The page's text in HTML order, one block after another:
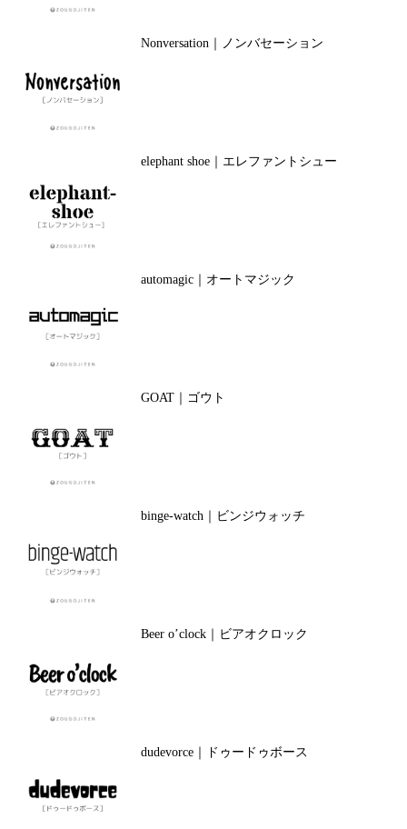
Nonversation｜ノンバセーション
elephant shoe｜エレファントシュー
automagic｜オートマジック
GOAT｜ゴウト
binge-watch｜ビンジウォッチ
Beer o’clock｜ビアオクロック
dudevorce｜ドゥードゥボース